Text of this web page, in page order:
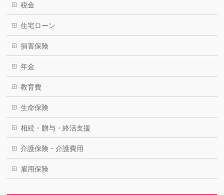
税金
住宅ローン
損害保険
年金
教育費
生命保険
相続・贈与・終活支援
介護保険・介護費用
雇用保険